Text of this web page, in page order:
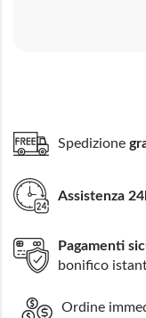
Spedizione
Assistenza
Pagamenti
bonifico
Ordine